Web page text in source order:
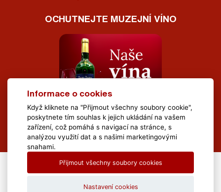
OCHUTNEJTE MUZEJNÍ VÍNO
All Rights Reserved Muzeum Brněnska © 2020, Webdesign by
Informace o cookies
Když kliknete na "Přijmout všechny soubory cookie",
poskytnete tím souhlas k jejich ukládání na vašem
zařízení, což pomáhá s navigací na stránce, s
analýzou využití dat a s našimi marketingovými
snahami.
Přijmout všechny soubory cookies
Nastavení cookies